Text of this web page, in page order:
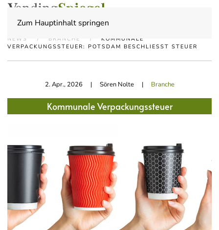
Zum Hauptinhalt springen
NEWS BRANCHE
KOMMUNALE
VERPACKUNGSSTEUER: POTSDAM BESCHLIESST STEUER
2. Apr., 2026 | Sören Nolte | Branche
Kommunale Verpackungssteuer